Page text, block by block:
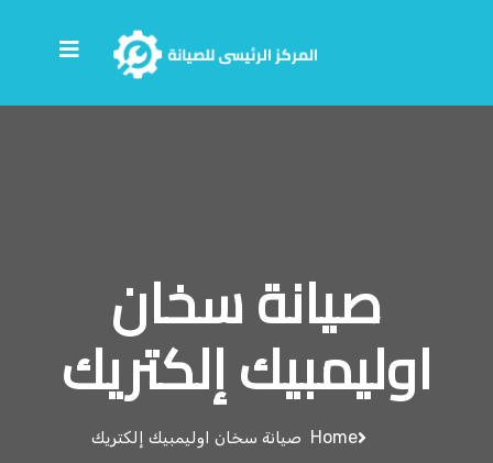
صيانة سخان
اوليمبيك إلكتريك
Home صيانة سخان اوليمبيك إلكتريك